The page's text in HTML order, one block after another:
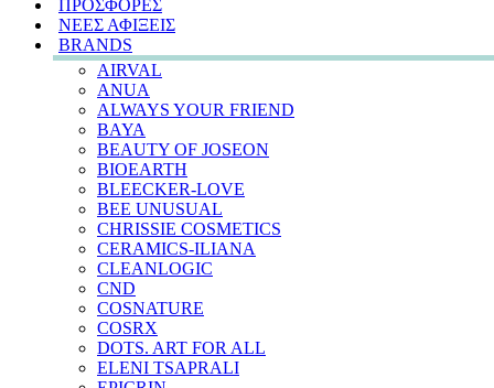
ΠΡΟΣΦΟΡΕΣ
ΝΕΕΣ ΑΦΙΞΕΙΣ
BRANDS
AIRVAL
ANUA
ALWAYS YOUR FRIEND
BAYA
BEAUTY OF JOSEON
BIOEARTH
BLEECKER-LOVE
BEE UNUSUAL
CHRISSIE COSMETICS
CERAMICS-ILIANA
CLEANLOGIC
CND
COSNATURE
COSRX
DOTS. ART FOR ALL
ELENI TSAPRALI